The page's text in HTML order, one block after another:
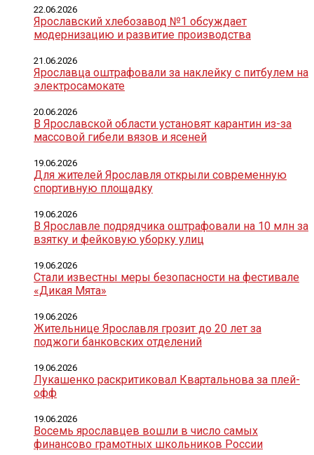
Ярославский хлебозавод №1 обсуждает
модернизацию и развитие производства
22.06.2026
Ярославца оштрафовали за наклейку с питбулем на
электросамокате
21.06.2026
В Ярославской области установят карантин из-за
массовой гибели вязов и ясеней
20.06.2026
Для жителей Ярославля открыли современную
спортивную площадку
19.06.2026
В Ярославле подрядчика оштрафовали на 10 млн за
взятку и фейковую уборку улиц
19.06.2026
Стали известны меры безопасности на фестивале
«Дикая Мята»
19.06.2026
Жительнице Ярославля грозит до 20 лет за
поджоги банковских отделений
19.06.2026
Лукашенко раскритиковал Квартальнова за плей-
офф
19.06.2026
Восемь ярославцев вошли в число самых
финансово грамотных школьников России
19.06.2026